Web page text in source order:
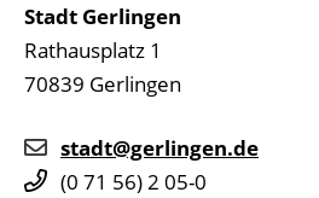
Stadt Gerlingen
Rathausplatz 1
70839 Gerlingen
stadt@gerlingen.de
(0 71 56) 2 05-0